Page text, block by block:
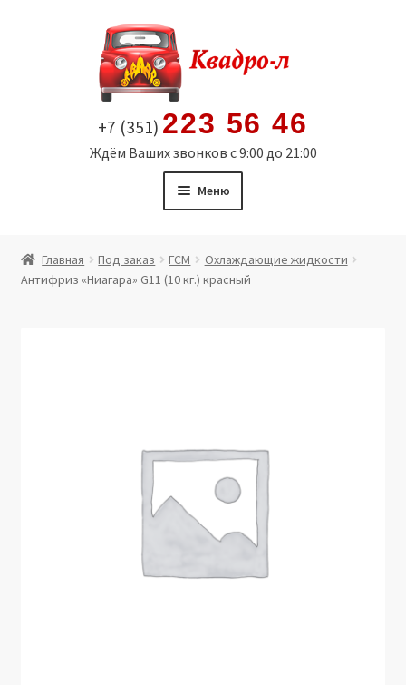
содержимому
+7 (351) 223 56 46
Ждём Ваших звонков с 9:00 до 21:00
Меню
Витрина
Юридические данные
Главная Под заказ ГСМ
Охлаждающие жидкости
Антифриз «Ниагара» G11 (10 кг.) красный